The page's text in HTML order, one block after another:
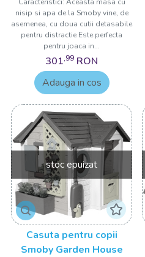
nisip si apa de la Smoby vine, de
asemenea, cu doua cutii detasabile
pentru distractie Este perfecta
pentru joaca in...
301,99 RON
Adauga in cos
stoc epuizat
Casuta pentru copii
Smoby Garden House